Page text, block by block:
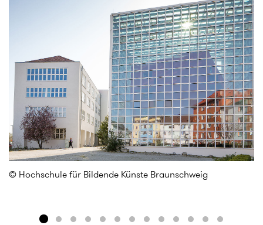
© Hochschule für Bildende Künste Braunschweig